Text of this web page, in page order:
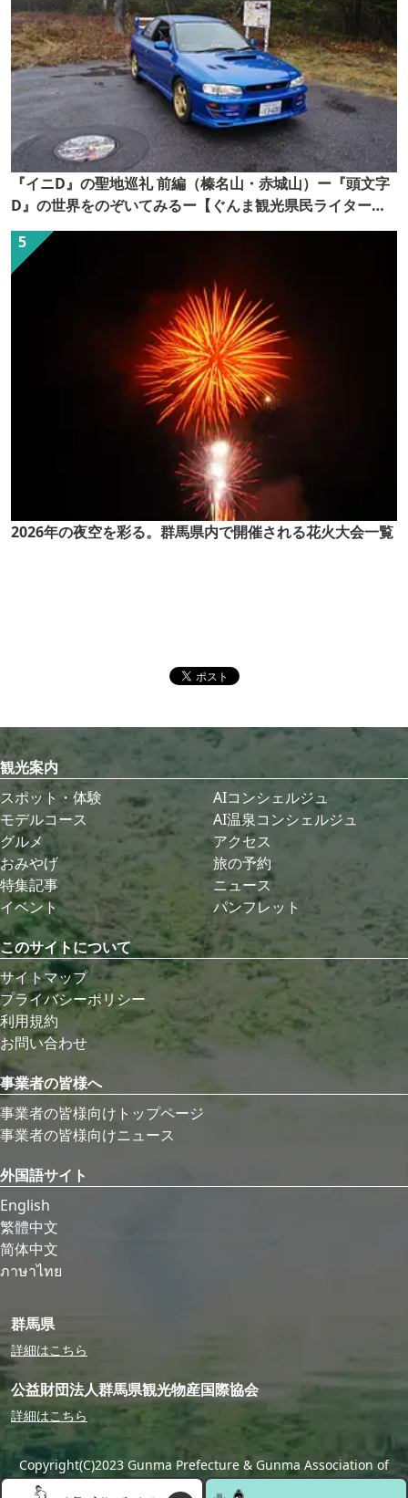
『イニD』の聖地巡礼 前編（榛名山・赤城山）ー『頭文字
D』の世界をのぞいてみるー【ぐんま観光県民ライター
（ぐん記者）】
2026年の夜空を彩る。群馬県内で開催される花火大会一覧
観光案内
スポット・体験
モデルコース
グルメ
おみやげ
特集記事
イベント
AIコンシェルジュ
AI温泉コンシェルジュ
アクセス
旅の予約
ニュース
パンフレット
このサイトについて
サイトマップ
プライバシーポリシー
利用規約
お問い合わせ
事業者の皆様へ
事業者の皆様向けトップページ
事業者の皆様向けニュース
外国語サイト
English
繁體中文
简体中文
ภาษาไทย
群馬県
詳細はこちら
公益財団法人群馬県観光物産国際協会
詳細はこちら
Copyright(C)2023 Gunma Prefecture & Gunma Association of
Tourism,Local Products & International Exchange